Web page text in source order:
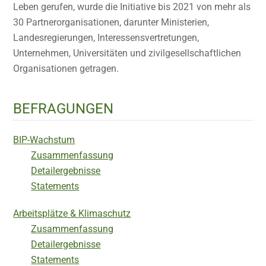
Leben gerufen, wurde die Initiative bis 2021 von mehr als
30 Partnerorganisationen, darunter Ministerien,
Landesregierungen, Interessensvertretungen,
Unternehmen, Universitäten und zivilgesellschaftlichen
Organisationen getragen.
BEFRAGUNGEN
BIP-Wachstum
Zusammenfassung
Detailergebnisse
Statements
Arbeitsplätze & Klimaschutz
Zusammenfassung
Detailergebnisse
Statements